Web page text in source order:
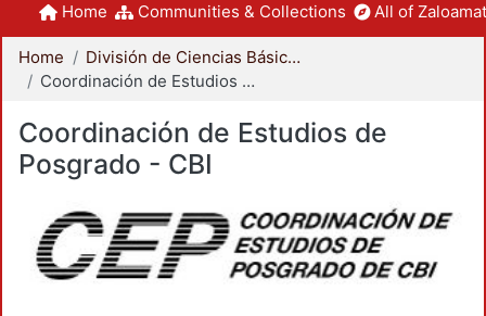
Home Communities & Collections All of
Home
División de Ciencias Básicas e Ingeniería
Coordinación de Estudios de Posgrado - CBI
Coordinación de Estudios de
Posgrado - CBI